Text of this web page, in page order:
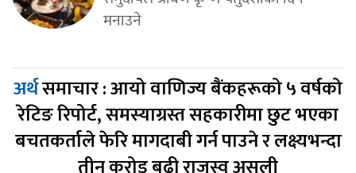
मनाउने
अर्थसमाचार : आयो वाणिज्य बैंकहरूको ५ वर्षको
रेटिङ रिपोर्ट, समस्याग्रस्त सहकारीमा छुट भएका
बचतकर्ताले फेरि मागदाबी गर्न पाउने र लक्ष्यभन्दा